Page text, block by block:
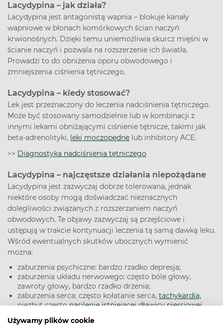
Używamy plików cookie
Lacydypina – jak działa?
Lacydypina jest antagonistą wapnia – blokuje kanały
wapniowe w błonach komórkowych ścian naczyń
krwionośnych. Dzięki temu uniemożliwia skurcz mięśni w
ścianie naczyń i pozwala na rozszerzenie ich światła.
Prowadzi to do obniżenia oporu obwodowego i
zmniejszenia ciśnienia tętniczego.
Lacydypina – kiedy stosować?
Lek jest przeznaczony do leczenia nadciśnienia tętniczego.
Może być stosowany samodzielnie lub w kombinacji z
innymi lekami obniżającymi ciśnienie tętnicze, takimi jak
beta-adrenolityki, leki moczopędne lub inhibitory ACE.
>> Diagnostyka nadciśnienia tętniczego
Lacydypina – najczęstsze działania niepożądane
Lacydypina jest zazwyczaj dobrze tolerowana, jednak
niektóre osoby mogą doświadczać nieznacznych
dolegliwości związanych z rozszerzaniem naczyń
obwodowych. Te objawy zazwyczaj są przejściowe i
ustępują w trakcie kontynuacji leczenia tą samą dawką leku.
Wśród ewentualnych skutków ubocznych wymienić
można:
zaburzenia psychiczne: bardzo rzadko depresja;
zaburzenia układu nerwowego: często bóle głowy,
zawroty głowy, bardzo rzadko drżenia;
zaburzenia serca: często kołatanie serca, tachykardia,
niezbyt częstonasilenie istniejącej dławicy piersiowej,